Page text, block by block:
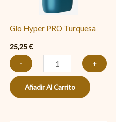
Glo Hyper PRO Turquesa
25,25€
-
+
Añadir Al Carrito